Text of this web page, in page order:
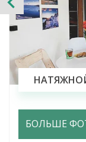
БОЛЬШЕ